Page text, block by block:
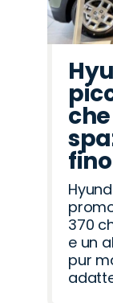
370
e un
pur